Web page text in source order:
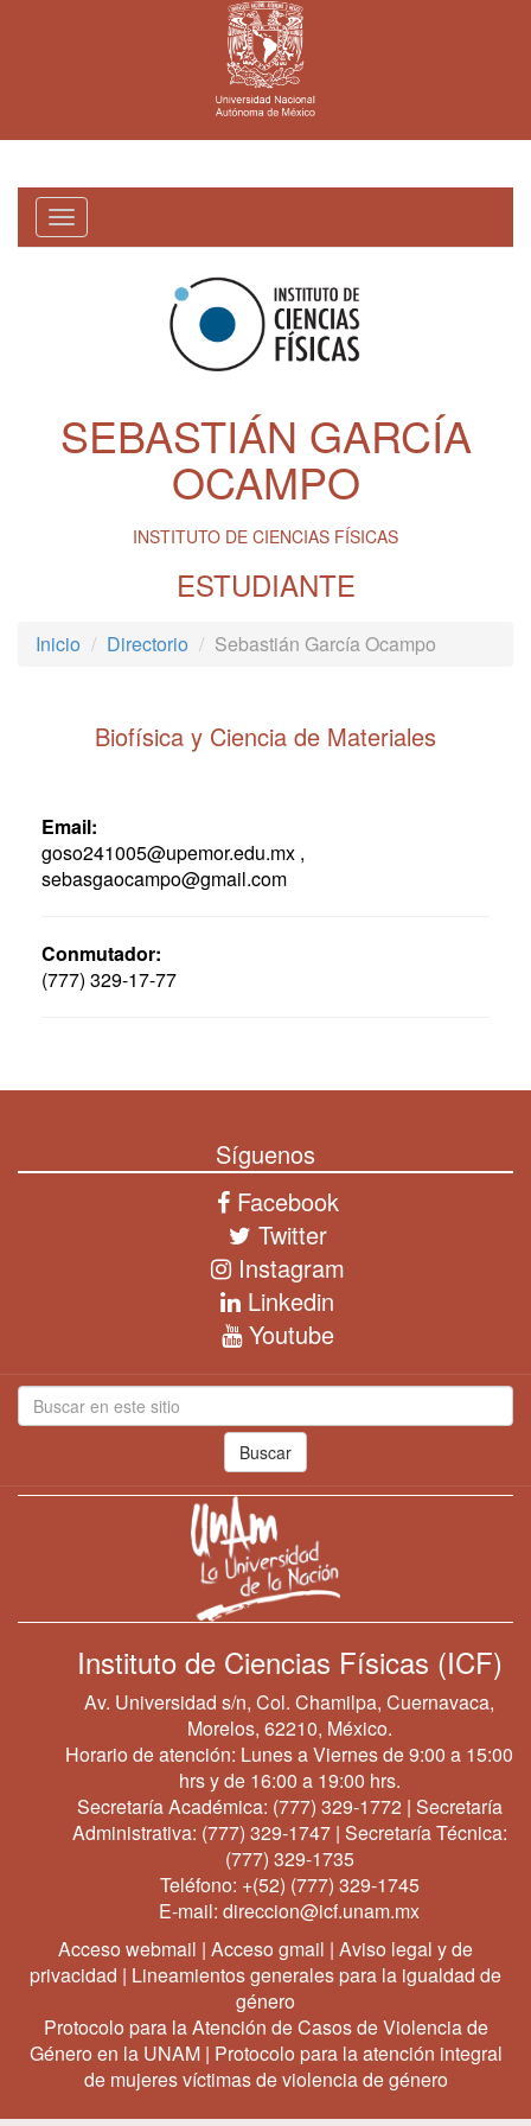
Toggle
navigation
SEBASTIÁN GARCÍA
OCAMPO
INSTITUTO DE CIENCIAS FÍSICAS
ESTUDIANTE
Inicio Directorio Sebastián García Ocampo
Biofísica y Ciencia de Materiales
Email:
goso241005@upemor.edu.mx ,
sebasgaocampo@gmail.com
Conmutador:
(777) 329-17-77
Síguenos
Facebook
Twitter
Instagram
Linkedin
Youtube
Buscar
Instituto de Ciencias Físicas (ICF)
Av. Universidad s/n, Col. Chamilpa, Cuernavaca,
Morelos, 62210, México.
Horario de atención: Lunes a Viernes de 9:00 a 15:00
hrs y de 16:00 a 19:00 hrs.
Secretaría Académica: (777) 329-1772 | Secretaría
Administrativa: (777) 329-1747| Secretaría Técnica:
(777) 329-1735
Teléfono: +(52) (777) 329-1745
E-mail: direccion@icf.unam.mx
Acceso webmail | Acceso gmail | Aviso legal y de
privacidad | Lineamientos generales para la igualdad de
género
Protocolo para la Atención de Casos de Violencia de
Género en la UNAM| Protocolo para la atención integral
de mujeres víctimas de violencia de género